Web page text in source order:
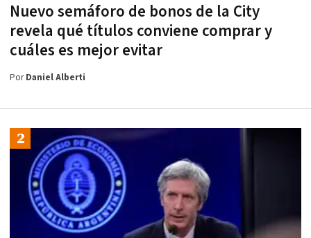
Nuevo semáforo de bonos de la City
revela qué títulos conviene comprar y
cuáles es mejor evitar
PorDaniel Alberti